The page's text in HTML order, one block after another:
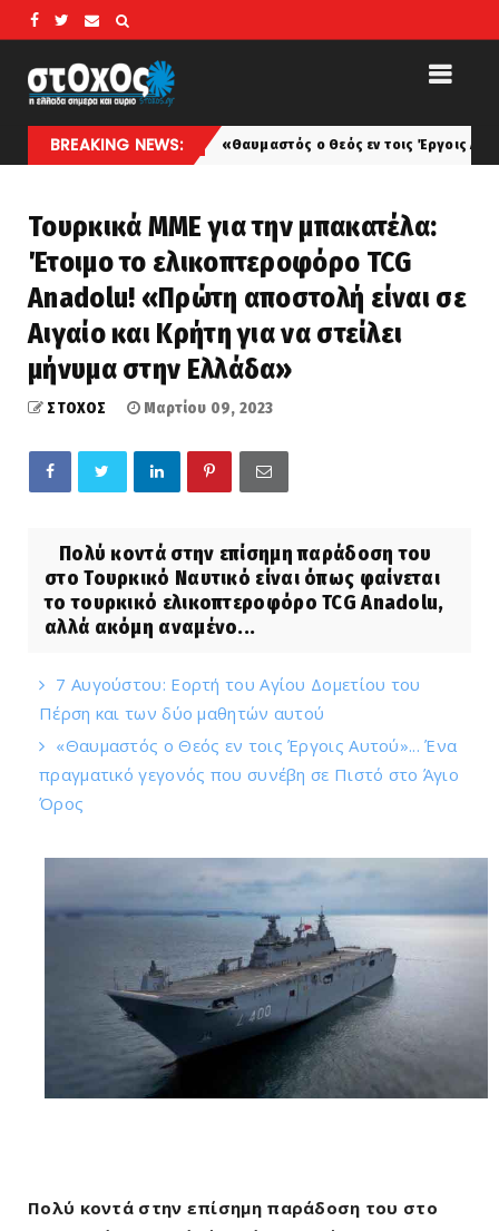
BREAKING NEWS:
latest «Θαυμαστός ο Θεός εν τοις Έργοις Αυτού»... Ένα
Τουρκικά ΜΜΕ για την μπακατέλα:
Έτοιμο το ελικοπτεροφόρο TCG
Anadolu! «Πρώτη αποστολή είναι σε
Αιγαίο και Κρήτη για να στείλει
μήνυμα στην Ελλάδα»
ΣΤΟΧΟΣ Μαρτίου 09, 2023
Πολύ κοντά στην επίσημη παράδοση του
στο Τουρκικό Ναυτικό είναι όπως φαίνεται
το τουρκικό ελικοπτεροφόρο TCG Anadolu,
αλλά ακόμη αναμένο...
7 Αυγούστου: Εορτή του Αγίου Δομετίου του
Πέρση και των δύο μαθητών αυτού
«Θαυμαστός ο Θεός εν τοις Έργοις Αυτού»... Ένα
πραγματικό γεγονός που συνέβη σε Πιστό στο Άγιο
Όρος
Πολύ κοντά στην επίσημη παράδοση του στο